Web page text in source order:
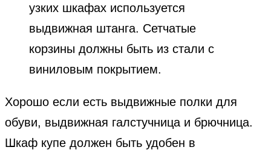
узких шкафах используется
выдвижная штанга. Сетчатые
корзины должны быть из стали с
виниловым покрытием.
Хорошо если есть выдвижные полки для
обуви, выдвижная галстучница и брючница.
Шкаф купе должен быть удобен в